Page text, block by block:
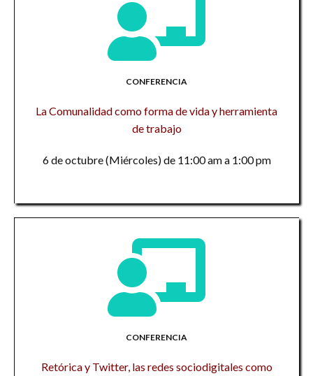
CONFERENCIA
La Comunalidad como forma de vida y herramienta
de trabajo
6 de octubre (Miércoles) de 11:00 am a 1:00 pm
CONFERENCIA
Retórica y Twitter, las redes sociodigitales como